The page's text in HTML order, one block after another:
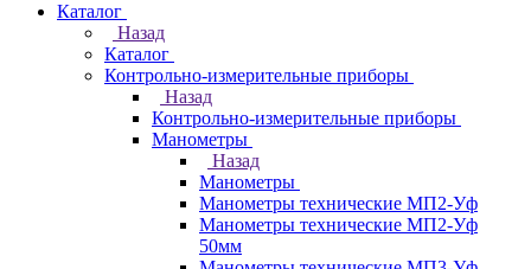
Каталог
Назад
Каталог
Контрольно-измерительные приборы
Назад
Контрольно-измерительные приборы
Манометры
Назад
Манометры
Манометры технические МП2-Уф
Манометры технические МП2-Уф
50мм